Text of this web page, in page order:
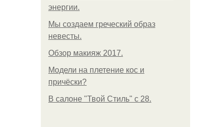
энергии.
Мы создаем греческий образ
невесты.
Обзор макияж 2017.
Модели на плетение кос и
причёски?
В салоне "Твой Стиль" с 28.